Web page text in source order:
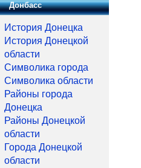
Донбасс
История Донецка
История Донецкой
области
Символика города
Символика области
Районы города
Донецка
Районы Донецкой
области
Города Донецкой
области